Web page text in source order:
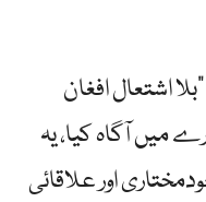
اشتعال افغان
میں آگاہ کیا، یہ
اور علاقائی